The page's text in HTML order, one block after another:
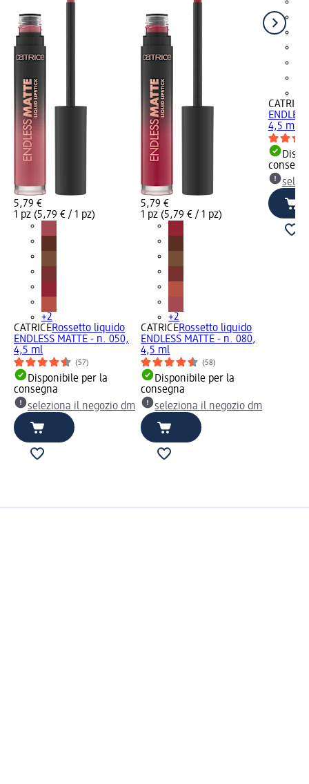
5,79 €
1 pz (5,79 € / 1 pz)
+2
CATRICERossetto liquido
ENDLESS MATTE - n. 050,
4,5 ml
(57)
Disponibile per la
consegna
seleziona il negozio dm
5,79 €
1 pz (5,79 € / 1 pz)
+2
CATRICERossetto liquido
ENDLESS MATTE - n. 080,
4,5 ml
(58)
Disponibile per la
consegna
seleziona il negozio dm
CATRICE
4,5 ml